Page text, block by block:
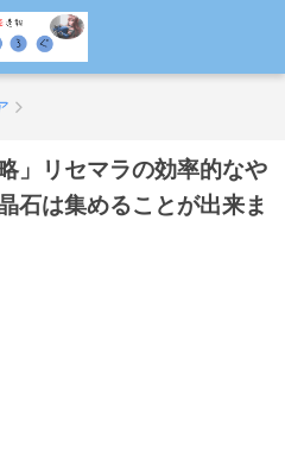
」リセマラの効率的なや
石は集めることが出来ま